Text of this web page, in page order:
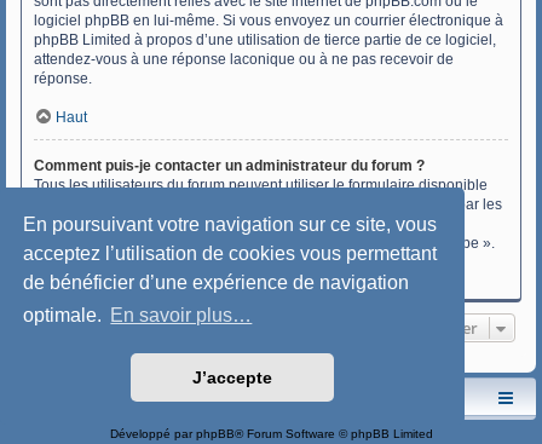
En poursuivant votre navigation sur ce site, vous
acceptez l’utilisation de cookies vous permettant
de bénéficier d’une expérience de navigation
optimale. En savoir plus…
J’accepte
logiciel phpBB en lui-même. Si vous envoyez un courrier électronique à
phpBB Limited à propos d’une utilisation de tierce partie de ce logiciel,
attendez-vous à une réponse laconique ou à ne pas recevoir de
réponse.
Haut
Comment puis-je contacter un administrateur du forum ?
Tous les utilisateurs du forum peuvent utiliser le formulaire disponible
sur le lien « Nous contacter » si cette fonctionnalité a été activée par les
administrateurs du forum.
Les membres du forum peuvent également utiliser le lien « L’équipe ».
Haut
Aller
Le site de l'AspryOK Le forum de la Yole-OK
Développé par phpBB® Forum Software © phpBB Limited